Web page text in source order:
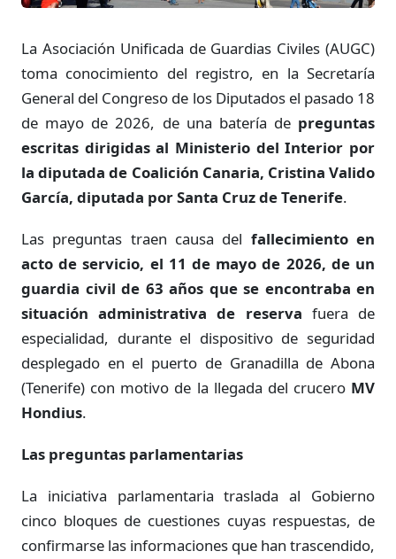
La Asociación Unificada de Guardias Civiles (AUGC)
toma conocimiento del registro, en la Secretaría
General del Congreso de los Diputados el pasado 18
de mayo de 2026, de una batería de preguntas
escritas dirigidas al Ministerio del Interior por
la diputada de Coalición Canaria, Cristina Valido
García, diputada por Santa Cruz de Tenerife.
Las preguntas traen causa del fallecimiento en
acto de servicio, el 11 de mayo de 2026, de un
guardia civil de 63 años que se encontraba en
situación administrativa de reserva fuera de
especialidad, durante el dispositivo de seguridad
desplegado en el puerto de Granadilla de Abona
(Tenerife) con motivo de la llegada del crucero MV
Hondius.
Las preguntas parlamentarias
La iniciativa parlamentaria traslada al Gobierno
cinco bloques de cuestiones cuyas respuestas, de
confirmarse las informaciones que han trascendido,